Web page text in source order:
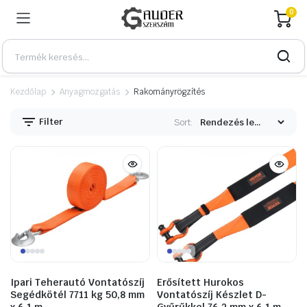
0
Kezdőlap Anyagmozgatás Rakományrögzítés
Filter Sort:
Ipari Teherautó Vontatószíj
Segédkötél 7711 kg 50,8 mm
Erősített Hurokos
Vontatószíj Készlet D-